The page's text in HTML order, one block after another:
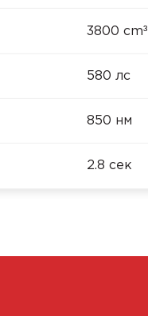
3800 cm³
580 лс
850 нм
2.8 сек